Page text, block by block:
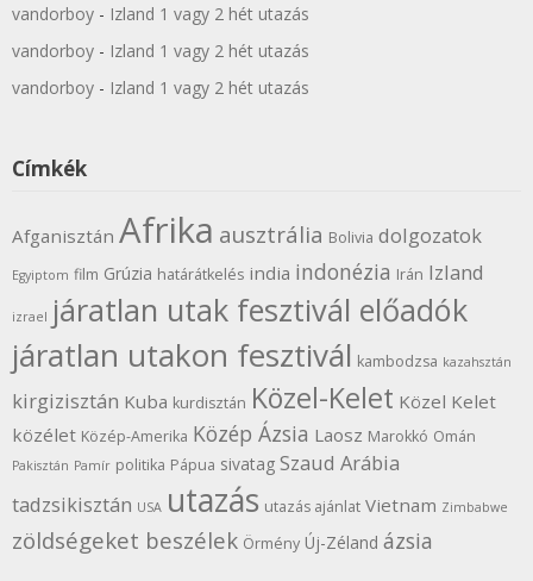
vandorboy - Izland 1 vagy 2 hét utazás
vandorboy - Izland 1 vagy 2 hét utazás
vandorboy - Izland 1 vagy 2 hét utazás
Címkék
Afganisztán Afrika ausztrália Bolivia dolgozatok
Egyiptom film Grúzia határátkelés india indonézia Irán Izland
izrael járatlan utak fesztivál előadók
járatlan utakon fesztivál kambodzsa kazahsztán
kirgizisztán Kuba kurdisztán Közel-Kelet Közel Kelet
közélet Közép-Amerika Közép Ázsia Laosz Marokkó Omán
Pakisztán Pamír politika Pápua sivatag Szaud Arábia
tadzsikisztán USA utazás utazás ajánlat Vietnam Zimbabwe
zöldségeket beszélek Örmény Új-Zéland ázsia